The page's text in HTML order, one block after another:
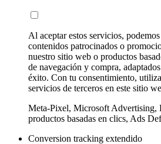
Al aceptar estos servicios,
contenidos patrocinados o
nuestro sitio web o productos
de navegación y compra,
éxito. Con tu consentimiento,
servicios de terceros en este sitio
Meta-Pixel, Microsoft Advertising,
productos basadas en clics, Ads
Conversion tracking extendido